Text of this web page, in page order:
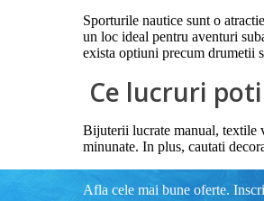
Sporturile nautice sunt o
un loc ideal pentru aventuri
exista optiuni precum drumetii
Ce lucruri
Bijuterii lucrate manual, textile
minunate. In plus, cautati
Afla cele mai bune oferte.